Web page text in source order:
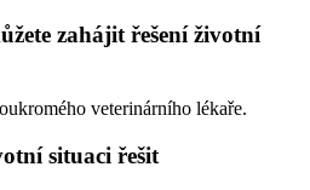
zahájit řešení životní
veterinárního lékaře.
situaci řešit